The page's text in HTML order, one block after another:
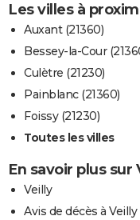
Les villes à
Auxant (21360)
Bessey-la-Cour
Culètre (21230)
Painblanc (21360)
Foissy (21230)
Toutes les villes
En savoir plus sur
Veilly
Avis de décès à Veilly